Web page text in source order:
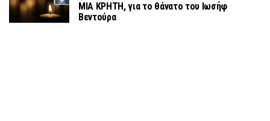
ΜΙΑ ΚΡΗΤΗ, για το θάνατο του Ιωσήφ
Βεντούρα